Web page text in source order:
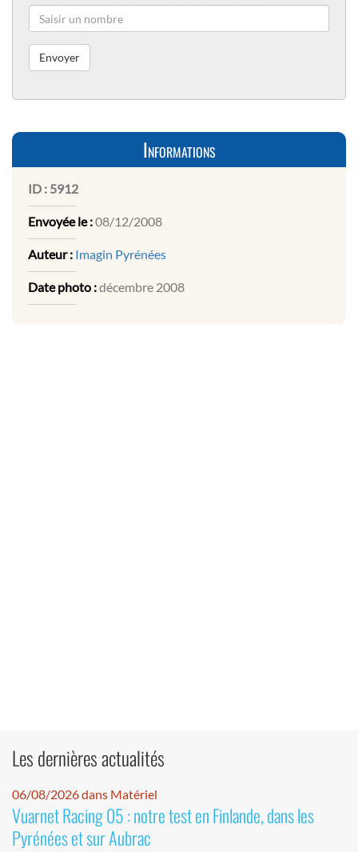
Informations
ID : 5912
Envoyée le :08/12/2008
Auteur : Imagin Pyrénées
Date photo :décembre 2008
Les dernières actualités
06/08/2026 dans Matériel
Vuarnet Racing 05 : notre test en Finlande, dans les
Pyrénées et sur Aubrac